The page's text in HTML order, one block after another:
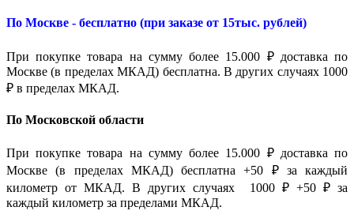
По Москве - бесплатно (при заказе от 15тыс. рублей)
При покупке товара на сумму более 15.000 ₽ доставка по
Москве (в пределах МКАД) бесплатна. В других случаях 1000
₽ в пределах МКАД.
По Московской области
При покупке товара на сумму более 15.000 ₽ доставка по
Москве (в пределах МКАД) бесплатна +50 ₽ за каждый
километр от МКАД. В других случаях 1000 ₽ +50 ₽ за
каждый километр за пределами МКАД.